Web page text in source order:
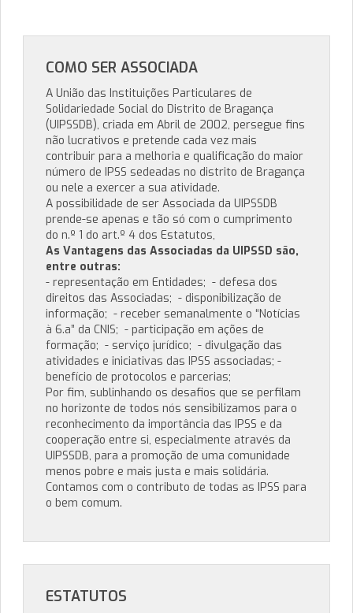
COMO SER ASSOCIADA
A União das Instituições Particulares de
Solidariedade Social do Distrito de Bragança
(UIPSSDB), criada em Abril de 2002, persegue fins
não lucrativos e pretende cada vez mais
contribuir para a melhoria e qualificação do maior
número de IPSS sedeadas no distrito de Bragança
ou nele a exercer a sua atividade.
A possibilidade de ser Associada da UIPSSDB
prende-se apenas e tão só com o cumprimento
do n.º 1 do art.º 4 dos Estatutos,
As Vantagens das Associadas da UIPSSD são,
entre outras:
- representação em Entidades; - defesa dos
direitos das Associadas; - disponibilização de
informação; - receber semanalmente o “Notícias
à 6.a” da CNIS; - participação em ações de
formação; - serviço jurídico; - divulgação das
atividades e iniciativas das IPSS associadas; -
benefício de protocolos e parcerias;
Por fim, sublinhando os desafios que se perfilam
no horizonte de todos nós sensibilizamos para o
reconhecimento da importância das IPSS e da
cooperação entre si, especialmente através da
UIPSSDB, para a promoção de uma comunidade
menos pobre e mais justa e mais solidária.
Contamos com o contributo de todas as IPSS para
o bem comum.
ESTATUTOS